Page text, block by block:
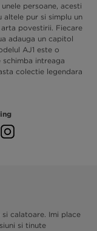
persoane, acesti
altele pur si simplu un
povestirii. Fiecare
adauga un capitol
AJ1 este o
intreaga
colectie legendara
calatoare. Imi place
si tinute